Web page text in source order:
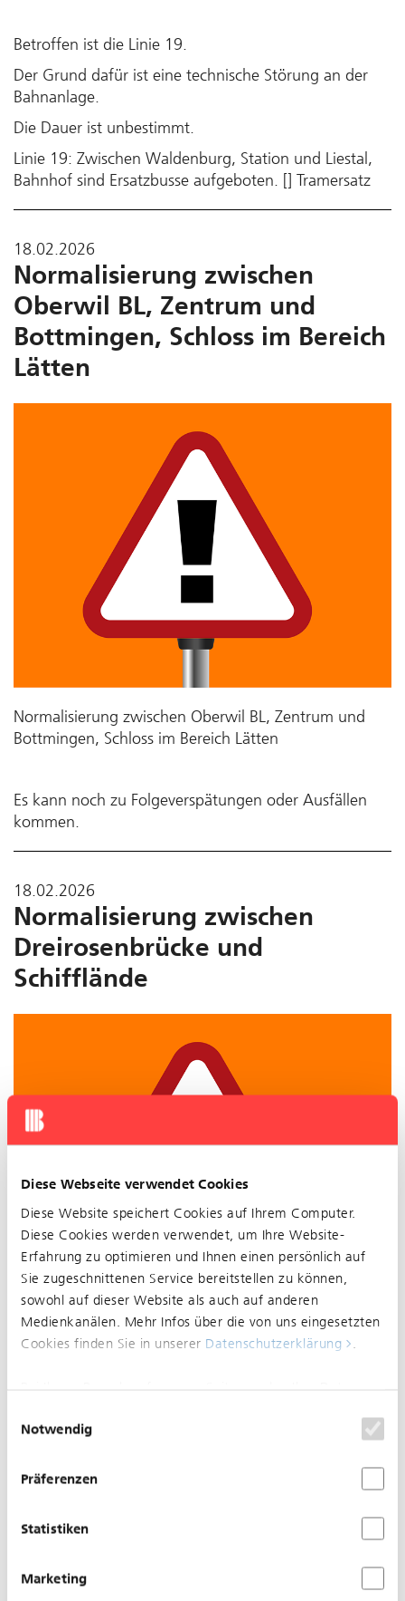
Diese Webseite verwendet Cookies
Diese Website speichert Cookies auf Ihrem Computer.
Diese Cookies werden verwendet, um Ihre Website-
Erfahrung zu optimieren und Ihnen einen persönlich auf
Sie zugeschnittenen Service bereitstellen zu können,
sowohl auf dieser Website als auch auf anderen
Medienkanälen. Mehr Infos über die von uns eingesetzten
Cookies finden Sie in unserer Datenschutzerklärung
optimal zu entsprechen, wird nur ein einzelnes Cookie
treffen müssen.
Notwendig
Präferenzen
Statistiken
Marketing
Betroffen ist die Linie 19.
Der Grund dafür ist eine technische Störung an der
Bahnanlage.
Die Dauer ist unbestimmt.
Linie 19: Zwischen Waldenburg, Station und Liestal,
Bahnhof sind Ersatzbusse aufgeboten. [] Tramersatz
18.02.2026
Normalisierung zwischen
Oberwil BL, Zentrum und
Bottmingen, Schloss im Bereich
Lätten
Normalisierung zwischen Oberwil BL, Zentrum und
Bottmingen, Schloss im Bereich Lätten
Es kann noch zu Folgeverspätungen oder Ausfällen
kommen.
18.02.2026
Normalisierung zwischen
Dreirosenbrücke und
Schifflände
Normalisierung zwischen Dreirosenbrücke und
Schifflände
kommen.
Normalisierung zwischen Aesch
im Bereich Schifflände